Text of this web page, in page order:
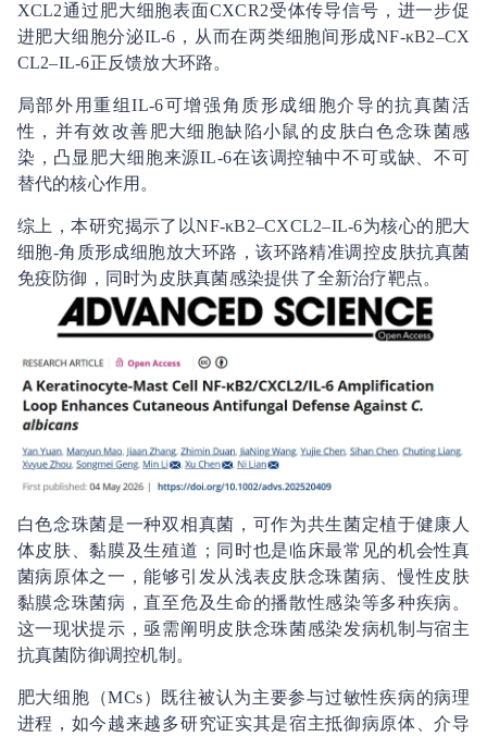
XCL2通过肥大细胞表面CXCR2受体传导信号，进一步促
进肥大细胞分泌IL-6，从而在两类细胞间形成NF-κB2–CX
CL2–IL-6正反馈放大环路。
局部外用重组IL-6可增强角质形成细胞介导的抗真菌活
性，并有效改善肥大细胞缺陷小鼠的皮肤白色念珠菌感
染，凸显肥大细胞来源IL-6在该调控轴中不可或缺、不可
替代的核心作用。
综上，本研究揭示了以NF-κB2–CXCL2–IL-6为核心的肥大
细胞-角质形成细胞放大环路，该环路精准调控皮肤抗真菌
免疫防御，同时为皮肤真菌感染提供了全新治疗靶点。
白色念珠菌是一种双相真菌，可作为共生菌定植于健康人
体皮肤、黏膜及生殖道；同时也是临床最常见的机会性真
菌病原体之一，能够引发从浅表皮肤念珠菌病、慢性皮肤
黏膜念珠菌病，直至危及生命的播散性感染等多种疾病。
这一现状提示，亟需阐明皮肤念珠菌感染发病机制与宿主
抗真菌防御调控机制。
肥大细胞（MCs）既往被认为主要参与过敏性疾病的病理
进程，如今越来越多研究证实其是宿主抵御病原体、介导